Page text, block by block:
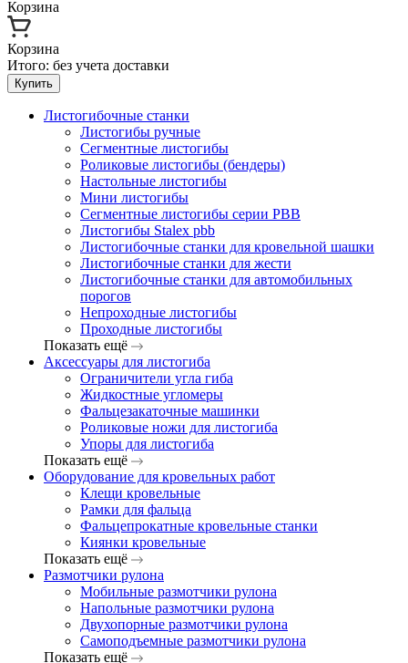
Корзина
Корзина
Итого: без учета доставки
Купить
Листогибочные станки
Листогибы ручные
Сегментные листогибы
Роликовые листогибы (бендеры)
Настольные листогибы
Мини листогибы
Сегментные листогибы серии PBB
Листогибы Stalex pbb
Листогибочные станки для кровельной шашки
Листогибочные станки для жести
Листогибочные станки для автомобильных
порогов
Непроходные листогибы
Проходные листогибы
Показать ещё
Аксессуары для листогиба
Ограничители угла гиба
Жидкостные угломеры
Фальцезакаточные машинки
Роликовые ножи для листогиба
Упоры для листогиба
Показать ещё
Оборудование для кровельных работ
Клещи кровельные
Рамки для фальца
Фальцепрокатные кровельные станки
Киянки кровельные
Показать ещё
Размотчики рулона
Мобильные размотчики рулона
Напольные размотчики рулона
Двухопорные размотчики рулона
Самоподъемные размотчики рулона
Показать ещё